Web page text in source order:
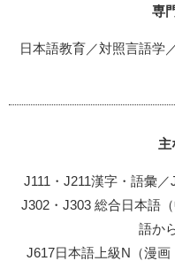
専
日本語教育／対照言語学
主
J111・J211漢字・語彙
J302・J303 総合日本語
語か
J617日本語上級N（漫